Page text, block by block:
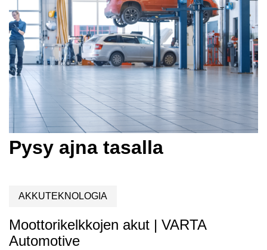
Pysy ajna tasalla
AKKUTEKNOLOGIA
Moottorikelkkojen akut | VARTA
Automotive